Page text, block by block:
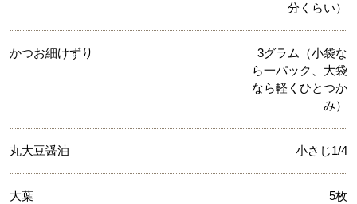
分くらい）
かつお細けずり
3グラム（小袋な
ら一パック、大袋
なら軽くひとつか
み）
丸大豆醤油 小さじ1/4
大葉 5枚